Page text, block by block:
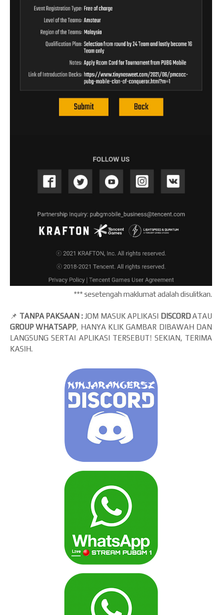
*** sesetengah maklumat adalah disulitkan.
📌 TANPA PAKSAAN :JOM MASUK APLIKASI DISCORDATAU
GROUP WHATSAPP, HANYA KLIK GAMBAR DIBAWAH DAN
LANGSUNG SERTAI APLIKASI TERSEBUT! SEKIAN, TERIMA
KASIH.